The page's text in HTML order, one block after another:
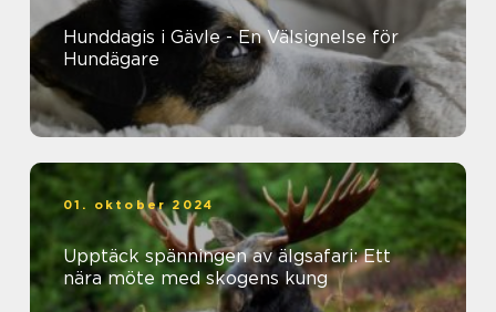
Hunddagis i Gävle - En Välsignelse för
Hundägare
01. oktober 2024
Upptäck spänningen av älgsafari: Ett
nära möte med skogens kung